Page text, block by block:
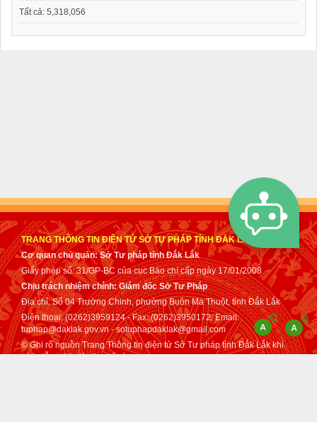
Tất cả: 5,318,056
TRANG THÔNG TIN ĐIỆN TỬ SỞ TƯ PHÁP TỈNH ĐẮK LẮK
Cơ quan chủ quản: Sở Tư pháp tỉnh Đắk Lắk
Giấy phép số: 31/GP-BC của cục Báo chí cấp ngày 17/01/2008
Chịu trách nhiệm chính: Giám đốc Sở Tư Pháp
Địa chỉ: Số 04 Trường Chinh, phường Buôn Ma Thuột, tỉnh Đắk Lắk
Điện thoại: (0262)3959124 - Fax: (0262)3950172. Email:
tuphap@daklak.gov.vn - sotuphapdaklak@gmail.com
© Ghi rõ nguồn Trang Thông tin điện tử Sở Tư pháp tỉnh Đắk Lắk khi
trích dẫn lại tin từ địa chỉ này.